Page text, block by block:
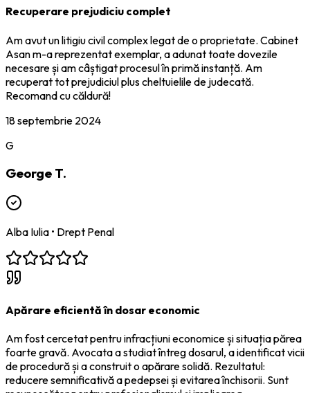
Recuperare prejudiciu complet
Am avut un litigiu civil complex legat de o proprietate. Cabinet
Asan m-a reprezentat exemplar, a adunat toate dovezile
necesare și am câștigat procesul în primă instanță. Am
recuperat tot prejudiciul plus cheltuielile de judecată.
Recomand cu căldură!
18 septembrie 2024
G
George T.
Alba Iulia • Drept Penal
Apărare eficientă în dosar economic
Am fost cercetat pentru infracțiuni economice și situația părea
foarte gravă. Avocata a studiat întreg dosarul, a identificat vicii
de procedură și a construit o apărare solidă. Rezultatul:
reducere semnificativă a pedepsei și evitarea închisorii. Sunt